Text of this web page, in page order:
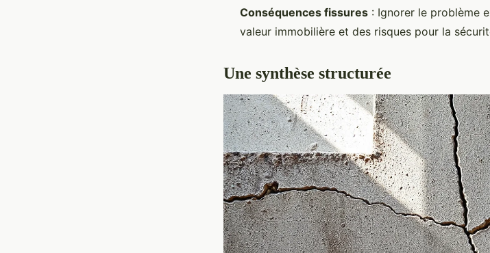
Conséquences fissures : Ignorer le problème
valeur immobilière et des risques pour la
Une synthèse structurée